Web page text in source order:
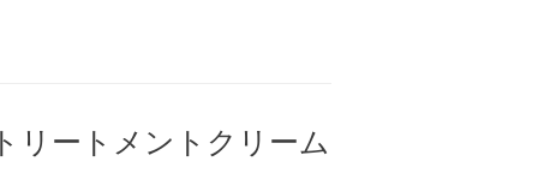
リートメントクリーム